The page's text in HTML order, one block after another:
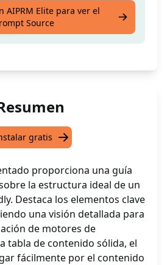
Tabla de Contenido
AIPRM Elite para ver el
Source
gratis
proporciona una guía
la estructura ideal de un
Destaca los elementos clave
una visión detallada para
de motores de
tabla de contenido sólida, el
fácilmente por el contenido